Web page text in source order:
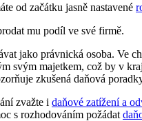
od začátku jasně nastavené
mu podíl ve své firmě.
jako právnická osoba. Ve
svým majetkem, což by v
zkušená daňová
zvažte i daňové zatížení a
s rozhodováním požádat